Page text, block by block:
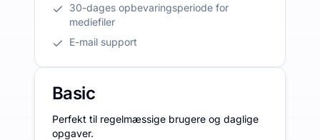
30-dages opbevaringsperiode for
mediefiler
E-mail support
Basic
Perfekt til regelmæssige brugere og daglige
opgaver.